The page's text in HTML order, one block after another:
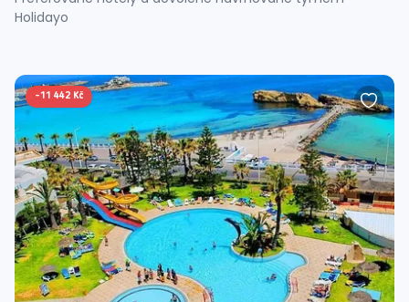
Holidayo
-11 442 Kč